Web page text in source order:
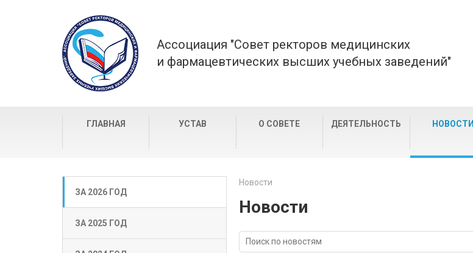
Ассоциация "Совет ректоров медицинских
и фармацевтических высших учебных заведений"
ГЛАВНАЯ УСТАВ О СОВЕТЕ ДЕЯТЕЛЬНОСТЬ НОВОСТИ
ЗА 2026 ГОД
ЗА 2025 ГОД
Новости
Новости